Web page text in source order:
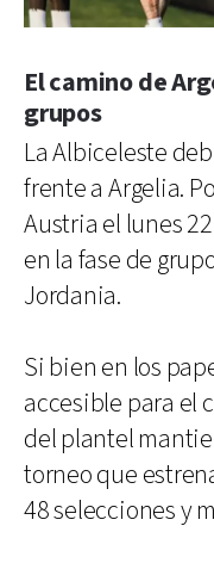
El camino de
grupos
La Albiceleste
frente a Argelia.
Austria el lunes
en la fase de
Jordania.
Si bien en los
accesible para el
del plantel
torneo que
48 selecciones y